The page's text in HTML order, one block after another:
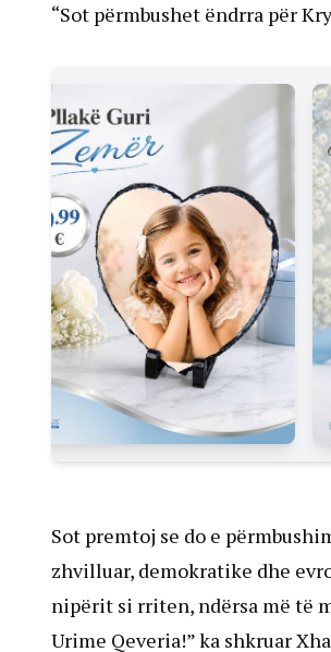
“Sot përmbushet ëndrra për
Sot premtoj se do e
zhvilluar, demokratike dhe
nipërit si rriten, ndërsa më të
Urime Qeveria!” ka shkruar